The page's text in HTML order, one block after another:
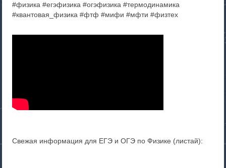
#физика #егэфизика #огэфизика #термодинамика
#квантовая_физика #фтф #мифи #мфти #физтех
Свежая информация для ЕГЭ и ОГЭ по Физике (листай):